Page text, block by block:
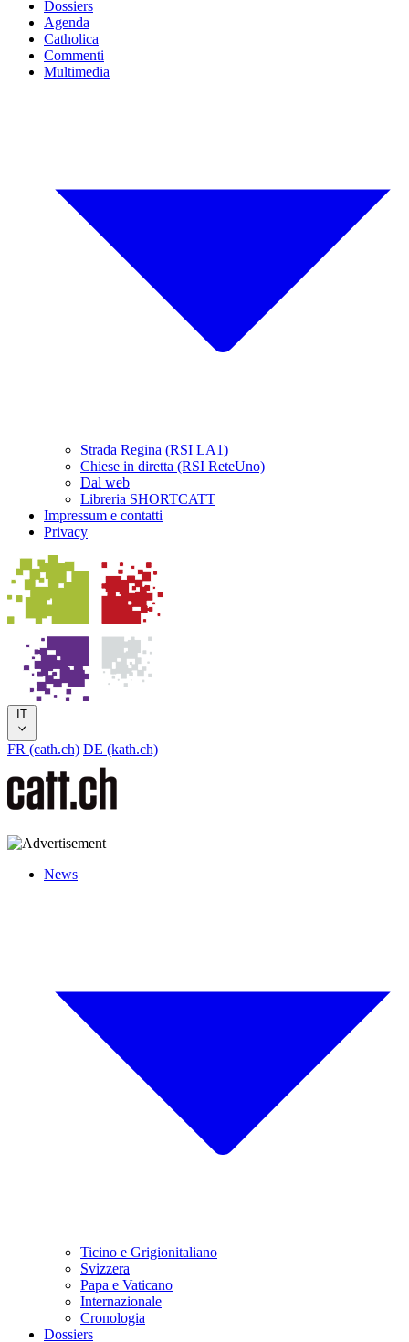
Dossiers
Agenda
Catholica
Commenti
Multimedia
Strada Regina (RSI LA1)
Chiese in diretta (RSI ReteUno)
Dal web
Libreria SHORTCATT
Impressum e contatti
Privacy
IT
FR (cath.ch) DE (kath.ch)
News
Ticino e Grigionitaliano
Svizzera
Papa e Vaticano
Internazionale
Cronologia
Dossiers